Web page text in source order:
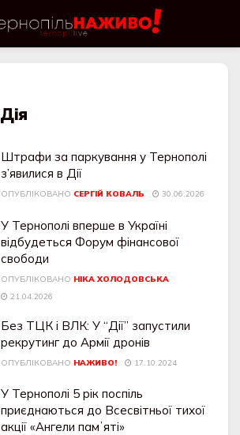
Дія
Штрафи за паркування у Тернополі
з’явилися в Дії
ОПУБЛІКОВАНО СЕРГІЙ КОВАЛЬ 30.06.2026
У Тернополі вперше в Україні
відбудеться Форум фінансової
свободи
ОПУБЛІКОВАНО НІКА ХОЛОДОВСЬКА
21.04.2026
Без ТЦК і ВЛК: У “Дії” запустили
рекрутинг до Армії дронів
ОПУБЛІКОВАНО НАЖИВО! 17.10.2024
У Тернополі 5 рік поспіль
приєднаються до Всесвітньої тихої
акції «Ангели памʼяті»